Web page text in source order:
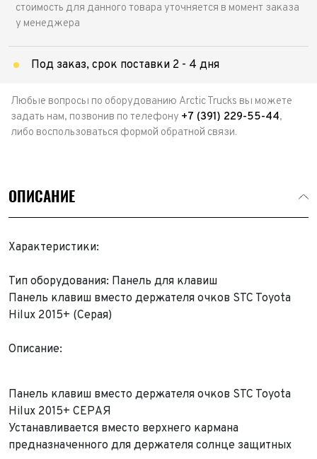
стоимость для данного товара уточняется в момент заказа
у менеджера
Под заказ, срок поставки 2 - 4 дня
Любые вопросы по оборудованию Arctic Trucks вы можете
задать нам, позвонив по телефону +7 (391) 229-55-44,
либо воспользоваться формой обратной связи.
ОПИСАНИЕ
Характеристики:
Тип оборудования: Панель для клавиш
Панель клавиш вместо держателя очков STC Toyota
Hilux 2015+ (Серая)
Описание:
Панель клавиш вместо держателя очков STC Toyota
Hilux 2015+ СЕРАЯ
Устанавливается вместо верхнего кармана
предназначенного для держателя солнце защитных